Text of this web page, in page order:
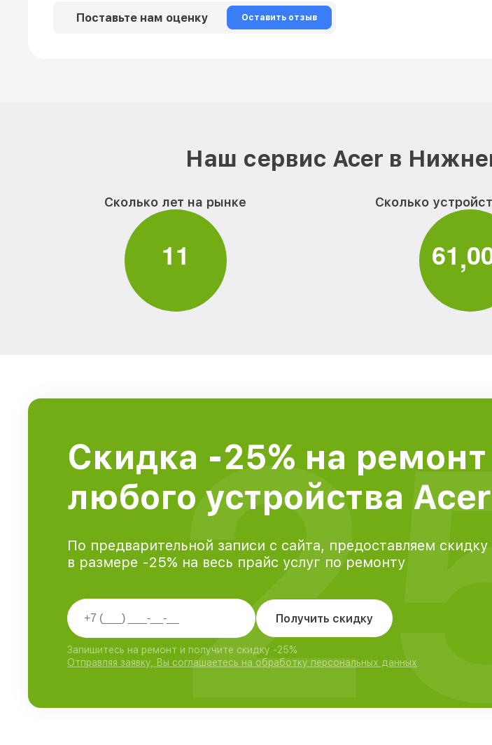
Поставьте нам оценку Оставить отзыв
Наш сервис Acer в
Сколько лет на рынке
11
Сколько
61,0
Скидка -25% на ремонт
любого устройства Acer
По предварительной записи с сайта, предоставляем скидку
в размере -25% на весь прайс услуг по ремонту
Получить скидку
Запишитесь на ремонт и получите скидку -25%
Отправляя заявку, Вы соглашаетесь на обработку персональных данных
25